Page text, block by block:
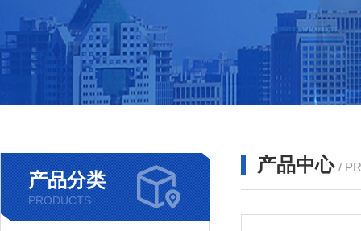
产品分类
PRODUCTS
产品中心 /